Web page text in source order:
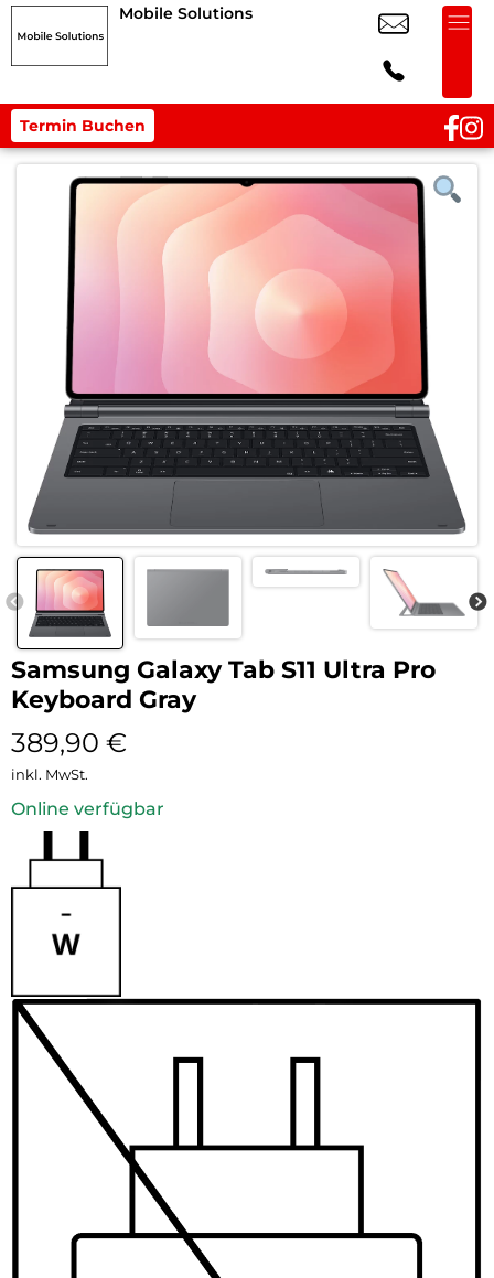
Mobile Solutions
Termin Buchen
Samsung Galaxy Tab S11 Ultra Pro
Keyboard Gray
389,90 €
inkl. MwSt.
Online verfügbar